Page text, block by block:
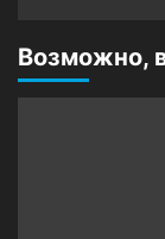
Возможно,